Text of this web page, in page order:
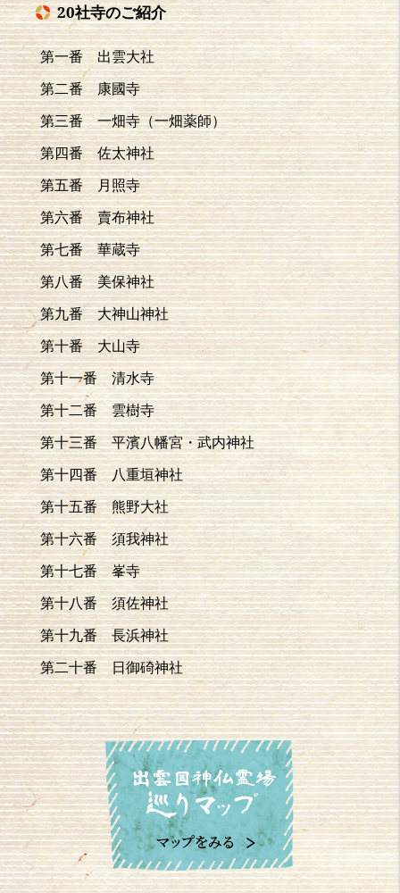
20社寺のご紹介
第一番 出雲大社
第二番 康國寺
第三番 一畑寺（一畑薬師）
第四番 佐太神社
第五番 月照寺
第六番 賣布神社
第七番 華蔵寺
第八番 美保神社
第九番 大神山神社
第十番 大山寺
第十一番 清水寺
第十二番 雲樹寺
第十三番 平濱八幡宮・武内神社
第十四番 八重垣神社
第十五番 熊野大社
第十六番 須我神社
第十七番 峯寺
第十八番 須佐神社
第十九番 長浜神社
第二十番 日御碕神社